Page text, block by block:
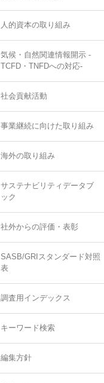
人的資本の取り組み
気候・自然関連情報開示 -
TCFD・TNFDへの対応-
社会貢献活動
事業継続に向けた取り組み
海外の取り組み
サステナビリティデータブ
ック
社外からの評価・表彰
SASB/GRIスタンダード対照
表
調査用インデックス
キーワード検索
編集方針